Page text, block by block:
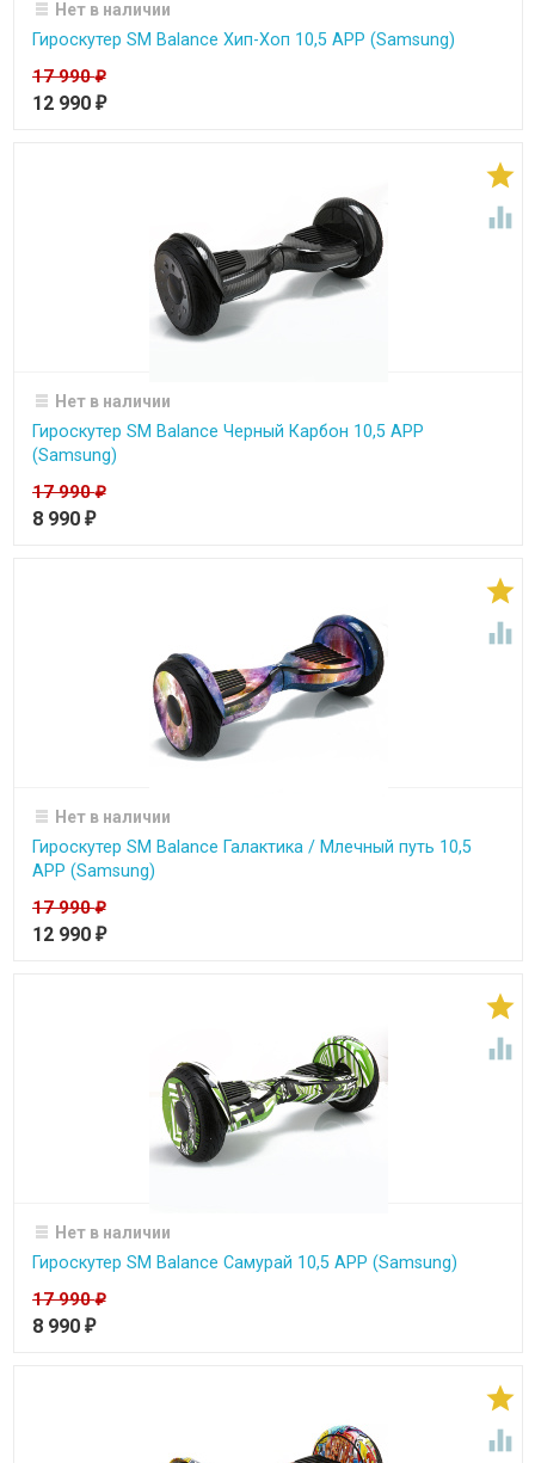
Нет в наличии
Гироскутер SM Balance Хип-Хоп 10,5 APP (Samsung)
17 990₽
12 990 ₽


Нет в наличии
Гироскутер SM Balance Черный Карбон 10,5 APP
(Samsung)
17 990₽
8 990 ₽


Нет в наличии
Гироскутер SM Balance Галактика / Млечный путь 10,5
APP (Samsung)
17 990₽
12 990 ₽


Нет в наличии
Гироскутер SM Balance Самурай 10,5 APP (Samsung)
17 990₽
8 990 ₽

